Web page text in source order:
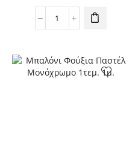
Pom-
Φούξια
Διακόσμηση